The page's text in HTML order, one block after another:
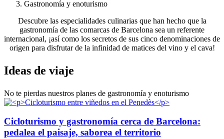
Gastronomía y enoturismo
Descubre las especialidades culinarias que han hecho que la
gastronomía de las comarcas de Barcelona sea un referente
internacional, ¡así como los secretos de sus cinco denominaciones de
origen para disfrutar de la infinidad de matices del vino y el cava!
Ideas de viaje
No te pierdas nuestros planes de gastronomía y enoturismo
Cicloturismo y gastronomía cerca de Barcelona:
pedalea el paisaje, saborea el territorio